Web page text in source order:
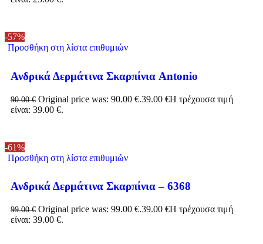
-57%
Προσθήκη στη λίστα επιθυμιών
Ανδρικά Δερμάτινα Σκαρπίνια Antonio
90.00€ Original price was: 90.00 €.39.00 €Η τρέχουσα τιμή
είναι: 39.00 €.
-61%
Προσθήκη στη λίστα επιθυμιών
Ανδρικά Δερμάτινα Σκαρπίνια – 6368
99.00€ Original price was: 99.00 €.39.00 €Η τρέχουσα τιμή
είναι: 39.00 €.